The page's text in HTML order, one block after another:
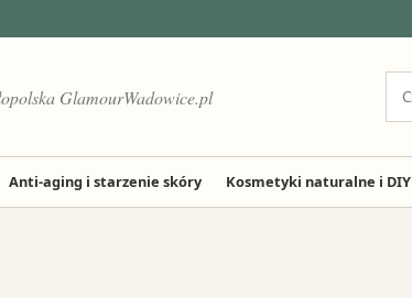
GlamourWadowice.pl
Anti-aging i starzenie skóry Kosmetyki naturalne i DIY